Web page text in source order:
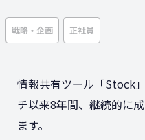
戦略・企画 正社員
情報共有ツール「Stock
チ以来8年間、継続的に
ます。